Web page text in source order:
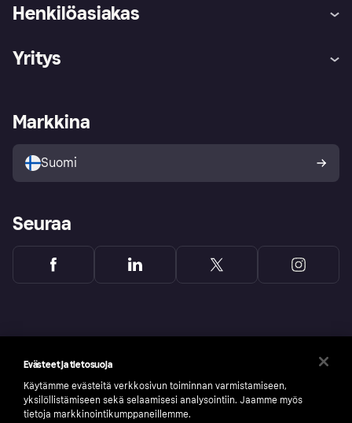
Henkilöasiakas
Kirjaudu sisään
Tutustu kauppoihin
Ostajan turva
Yritys
Kirjaudu sisään yrityksenä
Markkina
Suomi
Seuraa
Evästeet ja tietosuoja
Käytämme evästeitä verkkosivun toiminnan varmistamiseen,
yksilöllistämiseen sekä selaamisesi analysointiin. Jaamme myös
tietoja markkinointikumppaneillemme.